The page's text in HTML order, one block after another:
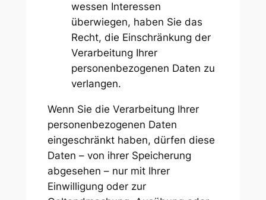
wessen Interessen
überwiegen, haben Sie das
Recht, die Einschränkung der
Verarbeitung Ihrer
personenbezogenen Daten zu
verlangen.
Wenn Sie die Verarbeitung Ihrer
personenbezogenen Daten
eingeschränkt haben, dürfen diese
Daten – von ihrer Speicherung
abgesehen – nur mit Ihrer
Einwilligung oder zur